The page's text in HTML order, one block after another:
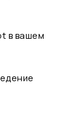
в вашем